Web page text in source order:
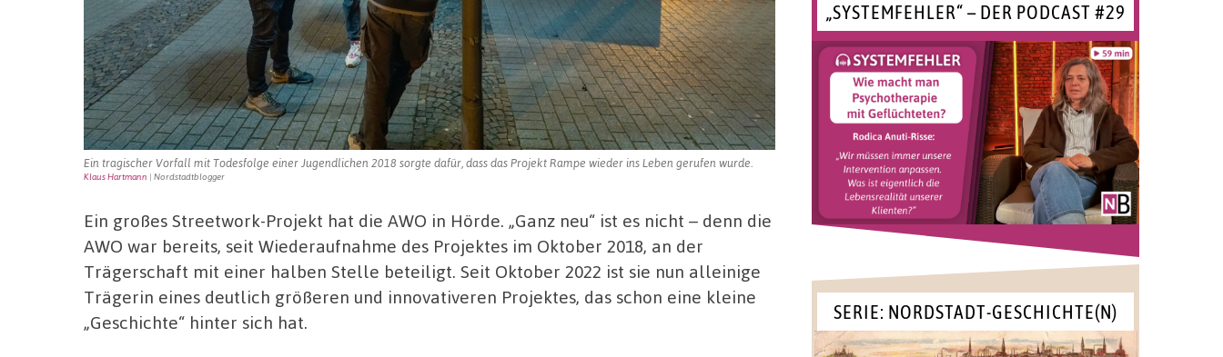
Ein tragischer Vorfall mit Todesfolge einer Jugendlichen 2018 sorgte dafür, dass das Projekt Rampe wieder ins Leben gerufen wurde.
Klaus Hartmann | Nordstadtblogger
Ein großes Streetwork-Projekt hat die AWO in Hörde. „Ganz neu“ ist es nicht – denn die
AWO war bereits, seit Wiederaufnahme des Projektes im Oktober 2018, an der
Trägerschaft mit einer halben Stelle beteiligt. Seit Oktober 2022 ist sie nun alleinige
Trägerin eines deutlich größeren und innovativeren Projektes, das schon eine kleine
„Geschichte“ hinter sich hat.
„SYSTEMFEHLER“ – DER PODCAST #29
SERIE: NORDSTADT-GESCHICHTE(N)